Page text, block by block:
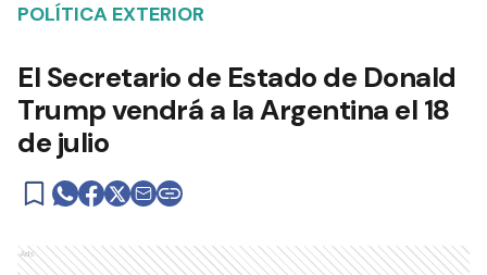
POLÍTICA EXTERIOR
El Secretario de Estado de Donald
Trump vendrá a la Argentina el 18
de julio
Ads